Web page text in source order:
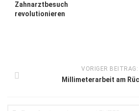
Sehen
Zahnarztbesuch
revolutionieren
VORIGER BEITRAG:
Millimeterarbeit am